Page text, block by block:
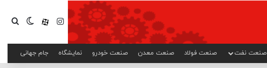
اینستاگرامآپاراتتغییر
صنعت نفت صنعت فولاد صنعت معدن صنعت خودرو نمایشگاه جام جهانی